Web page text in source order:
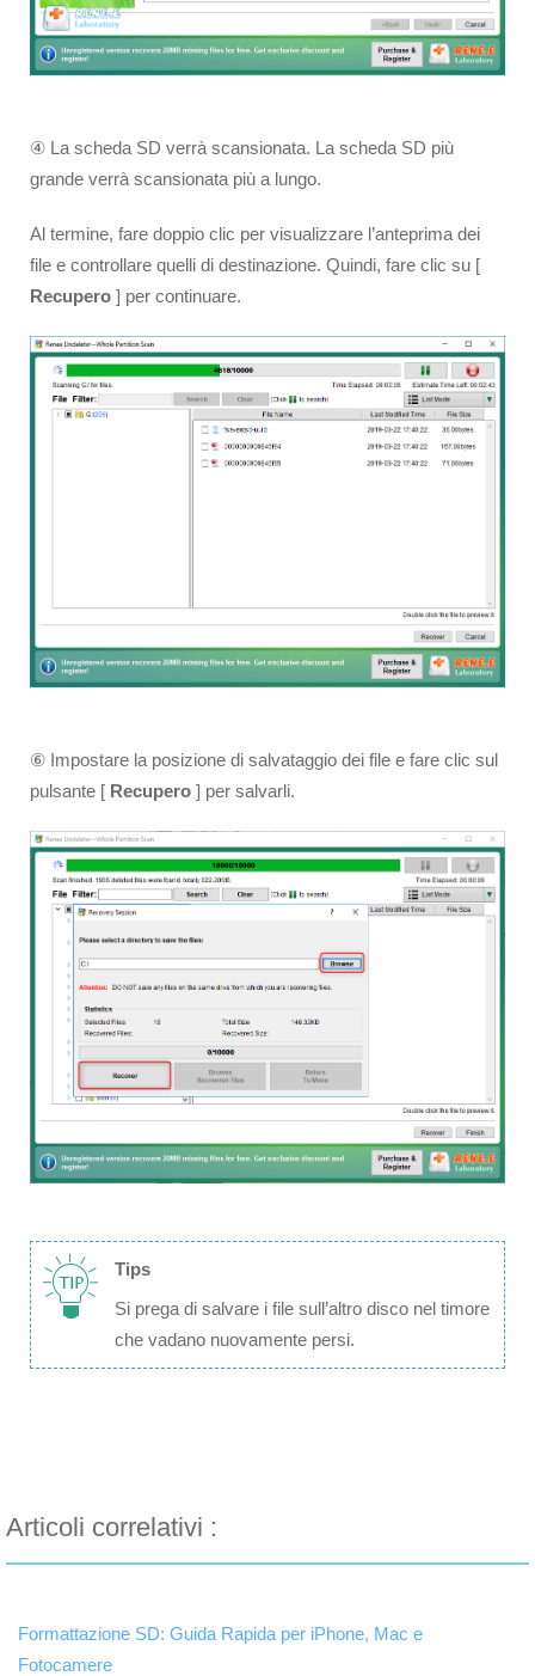
④ La scheda SD verrà scansionata. La scheda SD più
grande verrà scansionata più a lungo.
Al termine, fare doppio clic per visualizzare l’anteprima dei
file e controllare quelli di destinazione. Quindi, fare clic su [
Recupero ] per continuare.
⑥ Impostare la posizione di salvataggio dei file e fare clic sul
pulsante [ Recupero ] per salvarli.
Tips
Si prega di salvare i file sull’altro disco nel timore
che vadano nuovamente persi.
Articoli correlativi :
Formattazione SD: Guida Rapida per iPhone, Mac e
Fotocamere